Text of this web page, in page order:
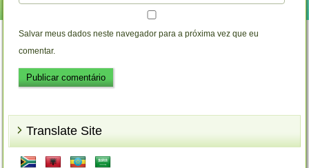
Salvar meus dados neste navegador para a próxima vez que eu
comentar.
Translate Site